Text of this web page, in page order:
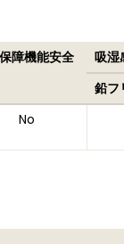
障機能安全 吸湿
鉛フ
No